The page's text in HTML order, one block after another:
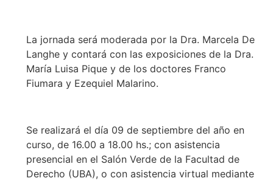
La jornada será moderada por la Dra. Marcela De
Langhe y contará con las exposiciones de la Dra.
María Luisa Pique y de los doctores Franco
Fiumara y Ezequiel Malarino.
Se realizará el día 09 de septiembre del año en
curso, de 16.00 a 18.00 hs.; con asistencia
presencial en el Salón Verde de la Facultad de
Derecho (UBA), o con asistencia virtual mediante